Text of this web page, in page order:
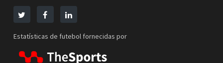
Estatísticas de futebol fornecidas por